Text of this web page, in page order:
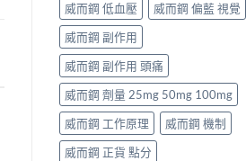
威而鋼 低血壓
威而鋼 偏藍 視覺
威而鋼 副作用
威而鋼 副作用 頭痛
威而鋼 劑量 25mg 50mg 100mg
威而鋼 工作原理
威而鋼 機制
威而鋼 正貨 點分